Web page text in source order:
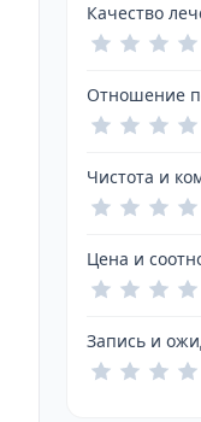
Качество
Отношение
Чистота и
Цена и
Запись и